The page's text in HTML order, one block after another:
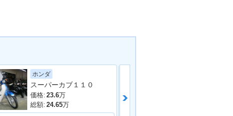
ホンダ
スーパーカブ１１０
価格: 23.6万
総額: 24.65万